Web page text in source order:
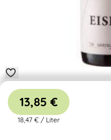
13,85 €
18,47 € / Liter